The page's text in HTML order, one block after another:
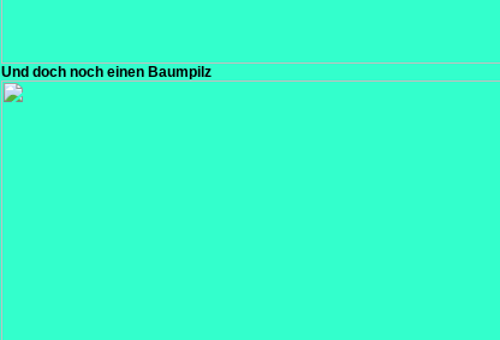
Und doch noch einen Baumpilz